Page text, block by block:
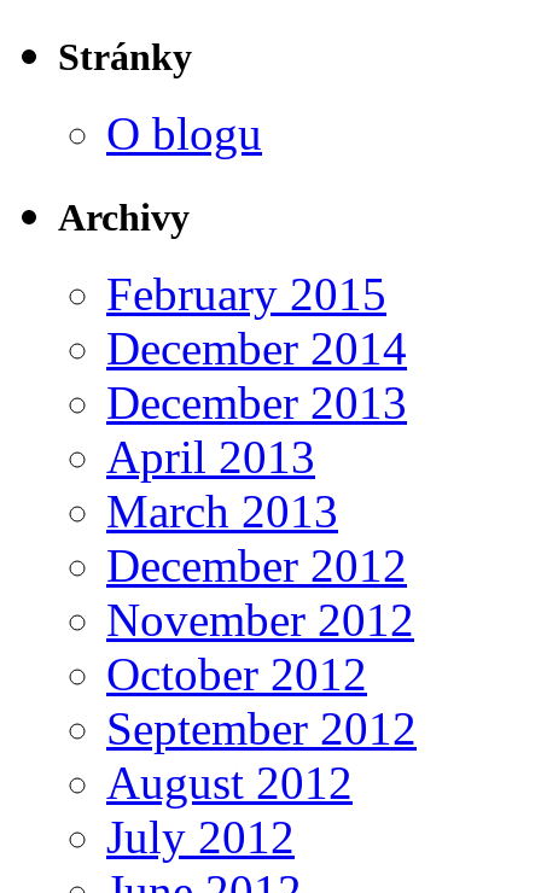
Stránky
O blogu
Archivy
February 2015
December 2014
December 2013
April 2013
March 2013
December 2012
November 2012
October 2012
September 2012
August 2012
July 2012